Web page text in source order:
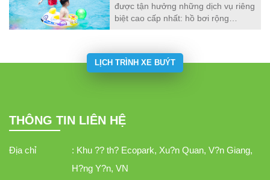
được tận hưởng những dịch vụ riêng
biệt cao cấp nhất: hồ bơi rộng
tennis, sân cầu lông, khu nghỉ chân,
khu đọc sách, phòng thể dục, yoga,
LỊCH TRÌNH XE BUÝT
THÔNG TIN LIÊN HỆ
Địa chỉ
: Khu ?? th? Ecopark, Xu?n Quan, V?n Giang,
H?ng Y?n, VN